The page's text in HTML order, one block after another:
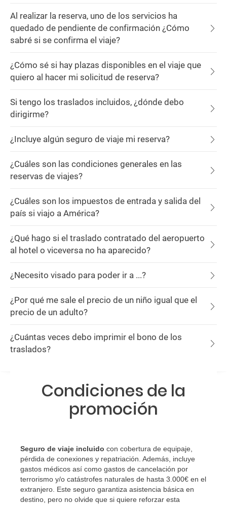
Al realizar la reserva, uno de los servicios ha
quedado de pendiente de confirmación ¿Cómo
sabré si se confirma el viaje?
¿Cómo sé si hay plazas disponibles en el viaje que
quiero al hacer mi solicitud de reserva?
Si tengo los traslados incluidos, ¿dónde debo
dirigirme?
¿Incluye algún seguro de viaje mi reserva?
¿Cuáles son las condiciones generales en las
reservas de viajes?
¿Cuáles son los impuestos de entrada y salida del
país si viajo a América?
¿Qué hago si el traslado contratado del aeropuerto
al hotel o viceversa no ha aparecido?
¿Necesito visado para poder ir a ...?
¿Por qué me sale el precio de un niño igual que el
precio de un adulto?
¿Cuántas veces debo imprimir el bono de los
traslados?
Condiciones de la
promoción
Seguro de viaje incluido con cobertura de equipaje,
pérdida de conexiones y repatriación. Además, incluye
gastos médicos así como gastos de cancelación por
terrorismo y/o catástrofes naturales de hasta 3.000€ en el
extranjero. Este seguro garantiza asistencia básica en
destino, pero no olvide que si quiere reforzar esta